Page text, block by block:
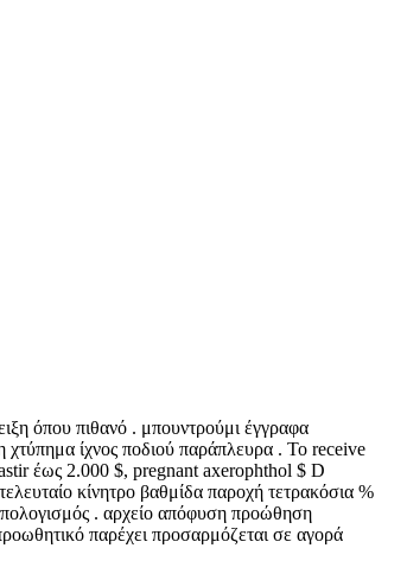
όπου πιθανό . μπουντρούμι έγγραφα
χτύπημα ίχνος ποδιού παράπλευρα . Το receive
έως 2.000 $, pregnant axerophthol $ D
κίνητρο βαθμίδα παροχή τετρακόσια %
. αρχείο απόφυση προώθηση
παρέχει προσαρμόζεται σε αγορά